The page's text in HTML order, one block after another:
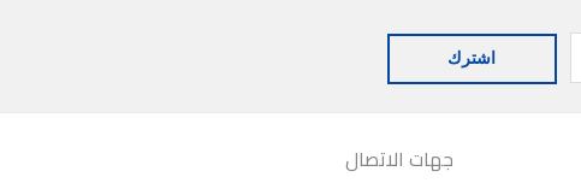
اشترك
جهات الاتصال